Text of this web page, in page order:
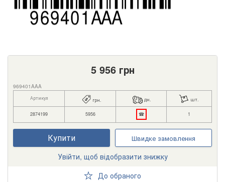
5 956грн
969401AAA
Артикул грн. дн. шт.
2874199 5956 ☎ 1
Купити Швидке замовлення
Увійти, щоб відобразити знижку
До обраного